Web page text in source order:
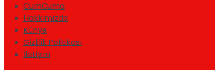
CumCuma
Hakkımızda
Künye
Gizlilik Politikası
İletişim